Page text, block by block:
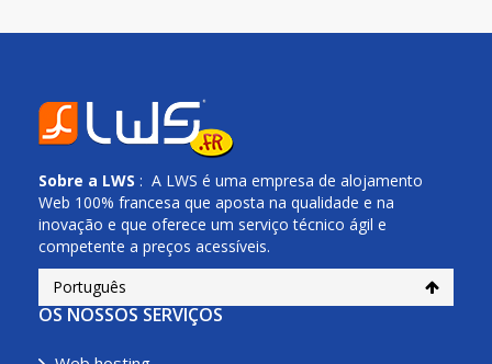
Sobre a LWS : A LWS é uma empresa de alojamento
Web 100% francesa que aposta na qualidade e na
inovação e que oferece um serviço técnico ágil e
competente a preços acessíveis.
Português
OS NOSSOS SERVIÇOS